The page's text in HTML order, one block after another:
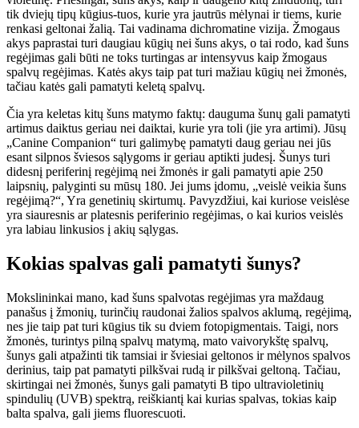
tik dviejų tipų kūgius-tuos, kurie yra jautrūs mėlynai ir tiems, kurie
renkasi geltonai žalią. Tai vadinama dichromatine vizija. Žmogaus
akys paprastai turi daugiau kūgių nei šuns akys, o tai rodo, kad šuns
regėjimas gali būti ne toks turtingas ar intensyvus kaip žmogaus
spalvų regėjimas. Katės akys taip pat turi mažiau kūgių nei žmonės,
tačiau katės gali pamatyti keletą spalvų.
Čia yra keletas kitų šuns matymo faktų: dauguma šunų gali pamatyti
artimus daiktus geriau nei daiktai, kurie yra toli (jie yra artimi). Jūsų
„Canine Companion“ turi galimybę pamatyti daug geriau nei jūs
esant silpnos šviesos sąlygoms ir geriau aptikti judesį. Šunys turi
didesnį periferinį regėjimą nei žmonės ir gali pamatyti apie 250
laipsnių, palyginti su mūsų 180. Jei jums įdomu, „veislė veikia šuns
regėjimą?“, Yra genetinių skirtumų. Pavyzdžiui, kai kuriose veislėse
yra siauresnis ar platesnis periferinio regėjimas, o kai kurios veislės
yra labiau linkusios į akių sąlygas.
Kokias spalvas gali pamatyti šunys?
Mokslininkai mano, kad šuns spalvotas regėjimas yra maždaug
panašus į žmonių, turinčių raudonai žalios spalvos aklumą, regėjimą,
nes jie taip pat turi kūgius tik su dviem fotopigmentais. Taigi, nors
žmonės, turintys pilną spalvų matymą, mato vaivorykštę spalvų,
šunys gali atpažinti tik tamsiai ir šviesiai geltonos ir mėlynos spalvos
derinius, taip pat pamatyti pilkšvai rudą ir pilkšvai geltoną. Tačiau,
skirtingai nei žmonės, šunys gali pamatyti B tipo ultravioletinių
spindulių (UVB) spektrą, reiškiantį kai kurias spalvas, tokias kaip
balta spalva, gali jiems fluorescuoti.